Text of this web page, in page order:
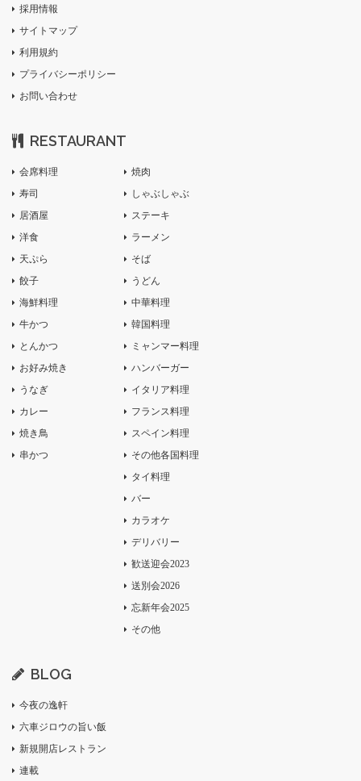
採用情報
サイトマップ
利用規約
プライバシーポリシー
お問い合わせ
RESTAURANT
会席料理
寿司
居酒屋
洋食
天ぷら
餃子
海鮮料理
牛かつ
とんかつ
お好み焼き
うなぎ
カレー
焼き鳥
串かつ
焼肉
しゃぶしゃぶ
ステーキ
ラーメン
そば
うどん
中華料理
韓国料理
ミャンマー料理
ハンバーガー
イタリア料理
フランス料理
スペイン料理
その他各国料理
タイ料理
バー
カラオケ
デリバリー
歓送迎会2023
送別会2026
忘新年会2025
その他
BLOG
今夜の逸軒
六車ジロウの旨い飯
新規開店レストラン
連載